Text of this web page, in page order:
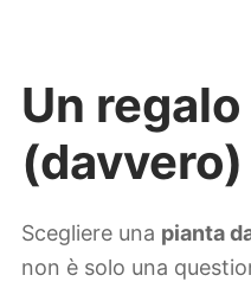
Un
Scegliere una pianta
non è solo una